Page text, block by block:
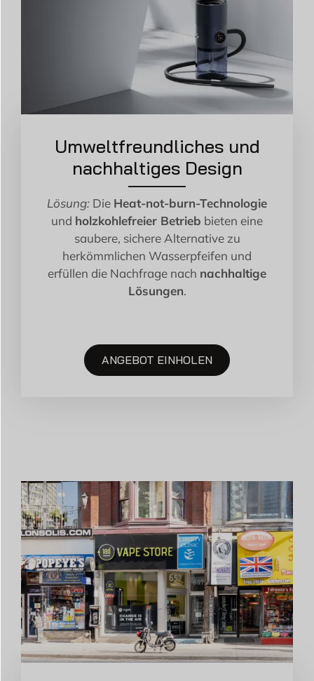
Umweltfreundliches und
nachhaltiges Design
Lösung: Die Heat-not-burn-Technologie
und holzkohlefreier Betrieb bieten eine
saubere, sichere Alternative zu
herkömmlichen Wasserpfeifen und
erfüllen die Nachfrage nach nachhaltige
Lösungen.
ANGEBOT EINHOLEN